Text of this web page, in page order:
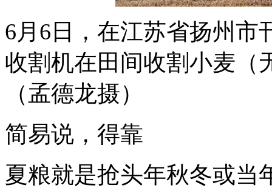
6月6日，在江苏省扬州市
收割机在田间收割小麦（
（孟德龙摄）
简易说，得靠
夏粮就是抢头年秋冬或当